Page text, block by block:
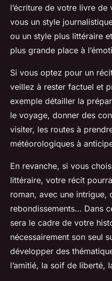
l’écriture de votre livre
vous un style
ou un style plus littéraire
plus grande place à
Si vous optez pour un
veillez à rester factuel et
exemple détailler la
le voyage, donner des
visiter, les routes à
météorologiques à
En revanche, si vous
littéraire, votre récit
roman, avec une intrigue,
rebondissements… Dans
sera le cadre de votre
nécessairement son seul
développer des
l’amitié, la soif de liberté,